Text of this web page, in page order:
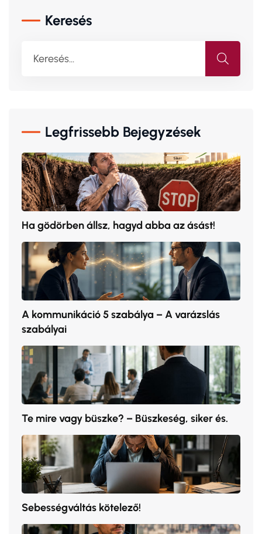
Keresés
Legfrissebb Bejegyzések
Ha gödörben állsz, hagyd abba az ásást!
A kommunikáció 5 szabálya – A varázslás
szabályai
Te mire vagy büszke? – Büszkeség, siker és.
Sebességváltás kötelező!